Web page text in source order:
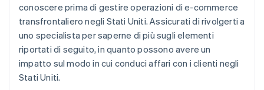
conoscere prima di gestire operazioni di e-commerce
transfrontaliero negli Stati Uniti. Assicurati di rivolgerti a
uno specialista per saperne di più sugli elementi
riportati di seguito, in quanto possono avere un
impatto sul modo in cui conduci affari con i clienti negli
Stati Uniti.